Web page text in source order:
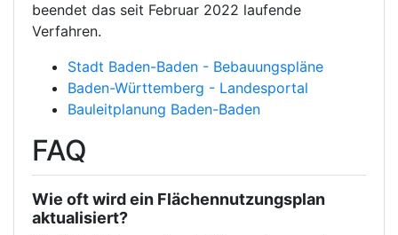
beendet das seit Februar 2022 laufende
Verfahren.
Stadt Baden-Baden - Bebauungspläne
Baden-Württemberg - Landesportal
Bauleitplanung Baden-Baden
FAQ
Wie oft wird ein Flächennutzungsplan
aktualisiert?